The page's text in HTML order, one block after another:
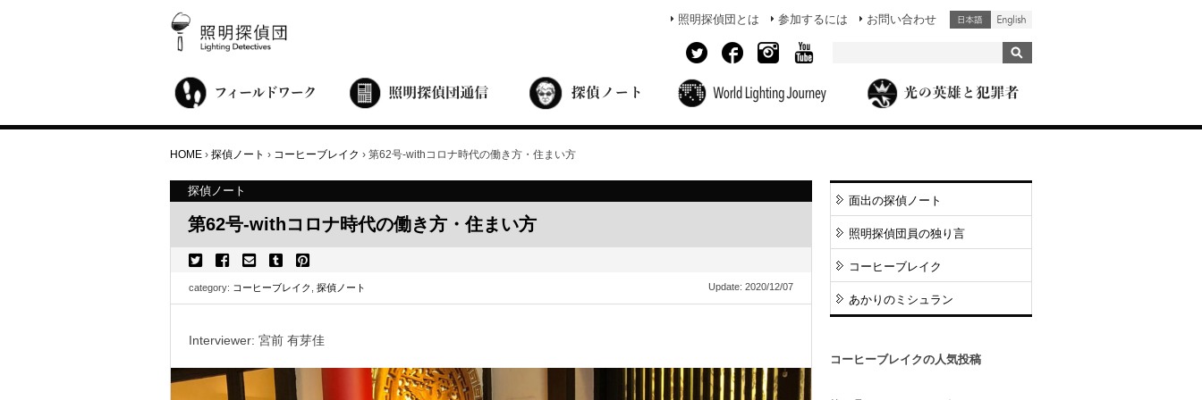
照明探偵団とは 参加するには お問い合わせ
街歩き・サロン
世界都市照明調査
こどもワークショップ
ライトアップニンジャ
夜景ウォッチングツアー
100万人のキャンドルナイト
オンライン活動
アニュアルフォーラム
その他の活動 面出の探偵ノート
照明探偵団員の独り言
コーヒーブレイク
あかりのミシュラン
HOME › 探偵ノート › コーヒーブレイク › 第62号-withコロナ時代の働き方・住まい方
探偵ノート
第62号-withコロナ時代の働き方・住まい方
category: コーヒーブレイク 探偵ノート Update: 2020/12/07
Interviewer: 宮前 有芽佳
面出の探偵ノート
照明探偵団員の独り言
コーヒーブレイク
あかりのミシュラン
コーヒーブレイクの人気投稿